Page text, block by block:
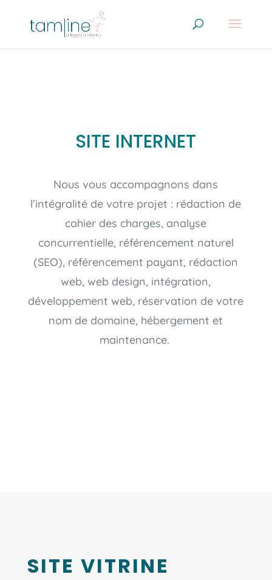
SITE INTERNET
Nous vous accompagnons dans
l’intégralité de votre projet : rédaction de
cahier des charges, analyse
concurrentielle, référencement naturel
(SEO), référencement payant, rédaction
web, web design, intégration,
développement web, réservation de votre
nom de domaine, hébergement et
maintenance.
SITE VITRINE